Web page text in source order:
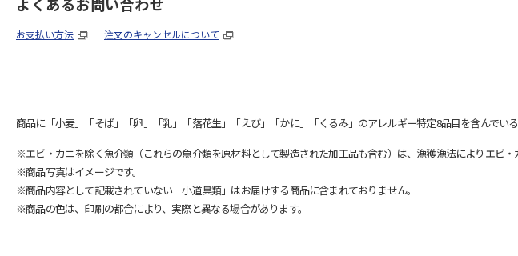
お支払い方法 注文のキャンセルについて
商品に「小麦」「そば」「卵」「乳」「落花生」「えび」「かに」「くるみ」のアレルギー特定8品目を含んでい
※エビ・カニを除く魚介類（これらの魚介類を原材料として製造された加工品も含む）は、漁獲漁法によりエビ
※商品写真はイメージです。
※商品内容として記載されていない「小道具類」はお届けする商品に含まれておりません。
※商品の色は、印刷の都合により、実際と異なる場合があります。